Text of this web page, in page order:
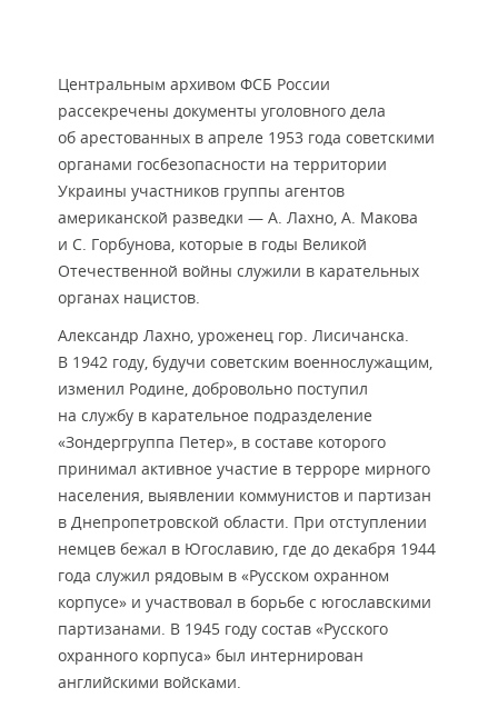
Центральным архивом ФСБ России
рассекречены документы уголовного дела
об арестованных в апреле 1953 года советскими
органами госбезопасности на территории
Украины участников группы агентов
американской разведки — А. Лахно, А. Макова
и С. Горбунова, которые в годы Великой
Отечественной войны служили в карательных
органах нацистов.
Александр Лахно, уроженец гор. Лисичанска.
В 1942 году, будучи советским военнослужащим,
изменил Родине, добровольно поступил
на службу в карательное подразделение
«Зондергруппа Петер», в составе которого
принимал активное участие в терроре мирного
населения, выявлении коммунистов и партизан
в Днепропетровской области. При отступлении
немцев бежал в Югославию, где до декабря 1944
года служил рядовым в «Русском охранном
корпусе» и участвовал в борьбе с югославскими
партизанами. В 1945 году состав «Русского
охранного корпуса» был интернирован
английскими войсками.